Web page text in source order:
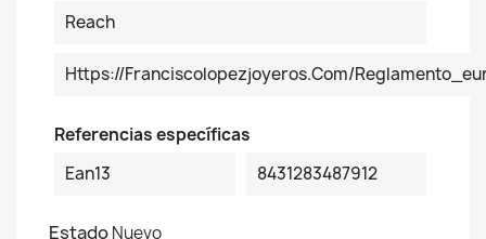
Reach
Https://franciscolopezjoyeros.com/
Referencias específicas
Ean13
8431283487912
EstadoNuevo